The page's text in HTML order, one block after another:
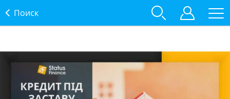
Поиск